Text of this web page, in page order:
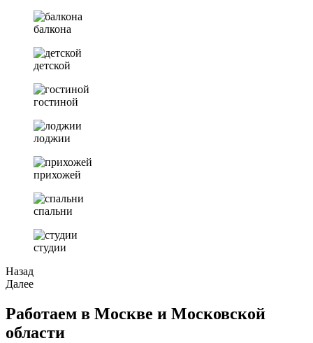
балкона
детской
гостиной
лоджии
прихожей
спальни
студии
Назад
Далее
Работаем в Москве и Московской
области